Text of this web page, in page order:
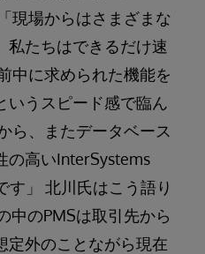
現場からはさまざまな
私たちはできるだけ速
中に求められた機能を
いうスピード感で臨ん
ら、またデータベース
の高いInterSystems
す」 北川氏はこう語り
中のPMSは取引先から
定外のことながら現在